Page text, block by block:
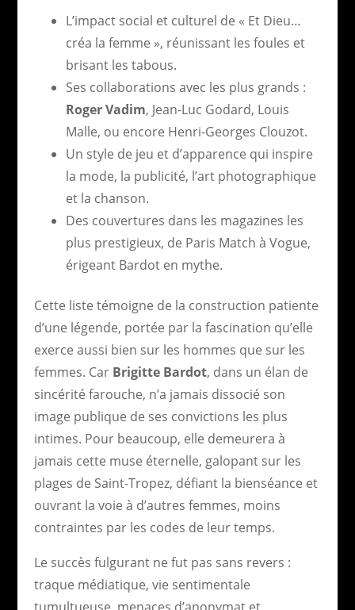
L’impact social et culturel de « Et Dieu…
créa la femme », réunissant les foules et
brisant les tabous.
Ses collaborations avec les plus grands :
Roger Vadim, Jean-Luc Godard, Louis
Malle, ou encore Henri-Georges Clouzot.
Un style de jeu et d’apparence qui inspire
la mode, la publicité, l’art photographique
et la chanson.
Des couvertures dans les magazines les
plus prestigieux, de Paris Match à Vogue,
érigeant Bardot en mythe.
Cette liste témoigne de la construction patiente
d’une légende, portée par la fascination qu’elle
exerce aussi bien sur les hommes que sur les
femmes. Car Brigitte Bardot, dans un élan de
sincérité farouche, n’a jamais dissocié son
image publique de ses convictions les plus
intimes. Pour beaucoup, elle demeurera à
jamais cette muse éternelle, galopant sur les
plages de Saint-Tropez, défiant la bienséance et
ouvrant la voie à d’autres femmes, moins
contraintes par les codes de leur temps.
Le succès fulgurant ne fut pas sans revers :
traque médiatique, vie sentimentale